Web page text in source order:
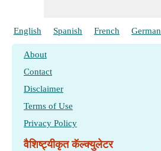
English Spanish French German
About
Contact
Disclaimer
Terms of Use
Privacy Policy
वैशिष्ट्यीकृत कॅल्क्युलेटर